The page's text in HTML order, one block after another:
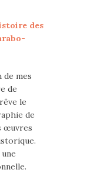
des
de mes
de
le
de
œuvres